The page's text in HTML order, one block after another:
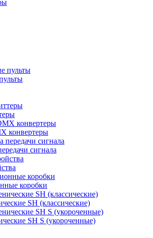
конвертеры
сигнала
коробки
SH (классические)
SH S (укороченные)